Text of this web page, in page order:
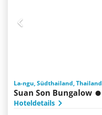
La-ngu, Südthailand, Thailand
Suan Son Bungalow
Hoteldetails